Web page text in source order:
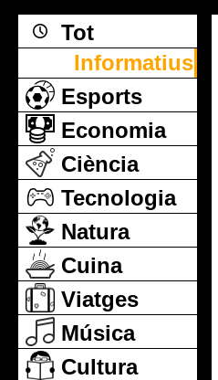
Tot
Informatius
Esports
Economia
Ciència
Tecnologia
Natura
Cuina
Viatges
Música
Cultura